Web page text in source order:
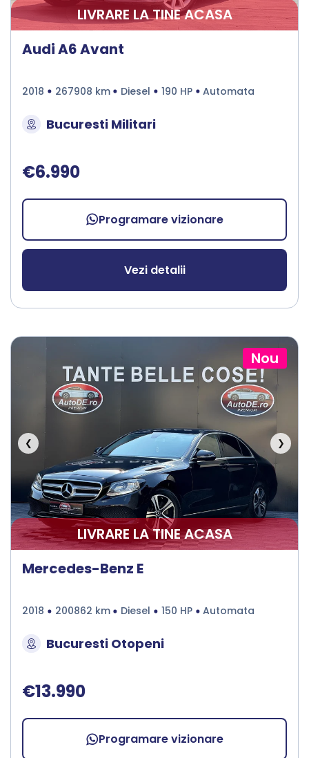
LIVRARE LA TINE ACASA
Audi A6 Avant
2018 267908 km Diesel 190 HP Automata
Bucuresti Militari
€6.990
Programare vizionare
Vezi detalii
Nou
❮ ❯
LIVRARE LA TINE ACASA
Mercedes-Benz E
2018 200862 km Diesel 150 HP Automata
Bucuresti Otopeni
€13.990
Programare vizionare